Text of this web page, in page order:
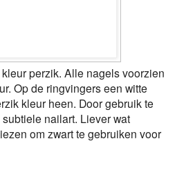
perzik. Alle nagels voorzien
Op de ringvingers een witte
kleur heen. Door gebruik te
nailart. Liever wat
om zwart te gebruiken voor